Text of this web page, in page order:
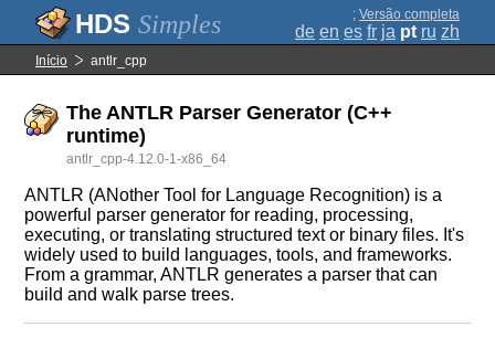
Simples ; Versão completa
de en es fr ja pt ru zh
Início antlr_cpp
The ANTLR Parser Generator (C++
runtime)
antlr_cpp-4.12.0-1-x86_64
ANTLR (ANother Tool for Language Recognition) is a
powerful parser generator for reading, processing,
executing, or translating structured text or binary files. It's
widely used to build languages, tools, and frameworks.
From a grammar, ANTLR generates a parser that can
build and walk parse trees.